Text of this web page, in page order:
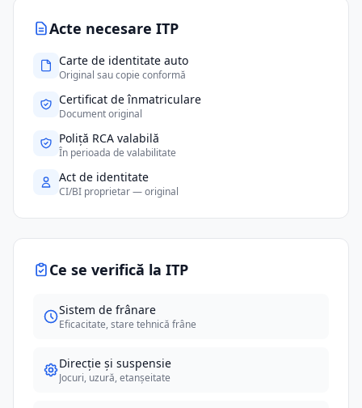
Acte necesare ITP
Carte de identitate auto
Original sau copie conformă
Certificat de înmatriculare
Document original
Poliță RCA valabilă
În perioada de valabilitate
Act de identitate
CI/BI proprietar — original
Ce se verifică la ITP
Sistem de frânare
Eficacitate, stare tehnică frâne
Direcție și suspensie
Jocuri, uzură, etanșeitate